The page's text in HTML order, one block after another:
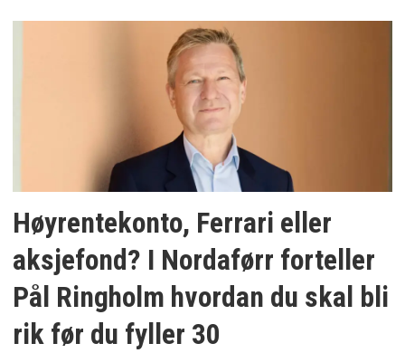
Høyrentekonto, Ferrari eller
aksjefond? I Nordaførr forteller
Pål Ringholm hvordan du skal bli
rik før du fyller 30